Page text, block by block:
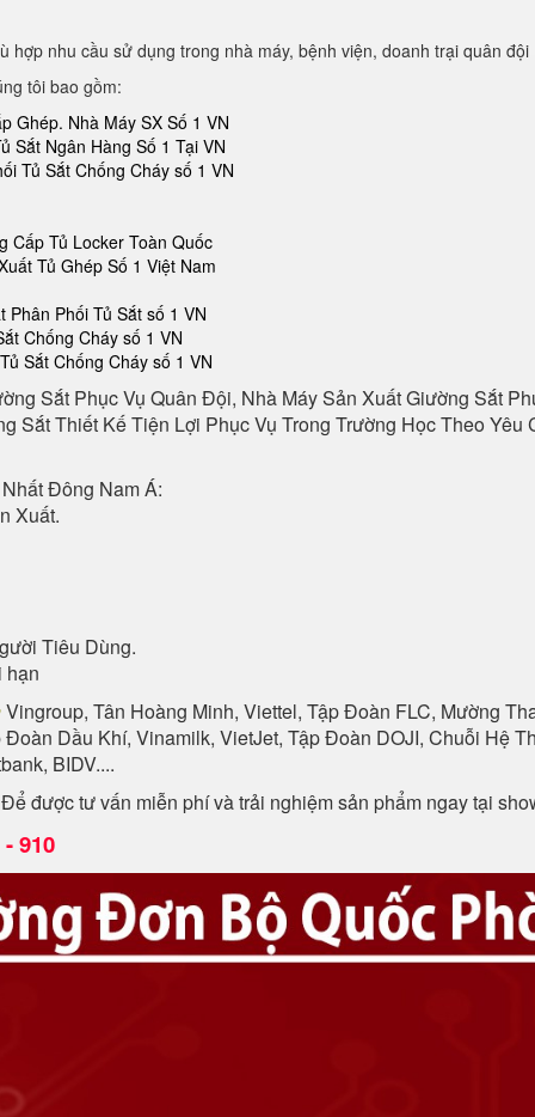
hợp nhu cầu sử dụng trong nhà máy, bệnh viện, doanh trại quân đội
tôi bao gồm:
Ghép. Nhà Máy SX Số 1 VN
Sắt Ngân Hàng Số 1 Tại VN
Tủ Sắt Chống Cháy số 1 VN
Cấp Tủ Locker Toàn Quốc
Tủ Ghép Số 1 Việt Nam
Phân Phối Tủ Sắt số 1 VN
Chống Cháy số 1 VN
Sắt Chống Cháy số 1 VN
Sắt Phục Vụ Quân Đội, Nhà Máy Sản Xuất Giường Sắt
Sắt Thiết Kế Tiện Lợi Phục Vụ Trong Trường Học Theo
Đông Nam Á:
Xuất.
Tiêu Dùng.
hạn
Vingroup, Tân Hoàng Minh, Viettel, Tập Đoàn FLC, Mường
Dầu Khí, Vinamilk, VietJet, Tập Đoàn DOJI, Chuỗi Hệ
BIDV....
được tư vấn miễn phí và trải nghiệm sản phẩm ngay tại
910